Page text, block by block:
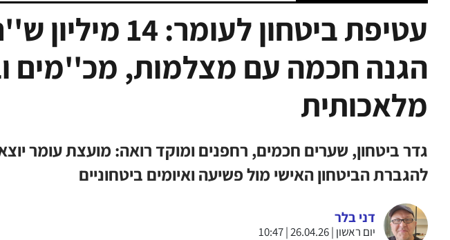
עטיפת ביטחון
הגנה חכמה עם מצלמות, מכ''מים
מלאכותית
גדר ביטחון, שערים חכמים, רחפנים ומוקד רואה: מועצת עומר
להגברת הביטחון האישי מול פשיעה ואיומים ביטחוניים
דני בלר
יום ראשון | 26.04.26 | 10:47